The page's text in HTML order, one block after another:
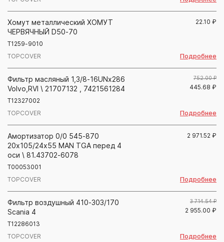
Хомут металлический ХОМУТ
ЧЕРВЯЧНЫЙ D50-70
T1259-9010
TOPCOVER
22.10 ₽
Подробнее
Фильтр масляный 1,3/8-16UNх286
Volvo,RVI \ 21707132 , 7421561284
T12327002
TOPCOVER
752.00 ₽
445.68 ₽
Подробнее
Амортизатор 0/0 545-870
20х105/24x55 MAN TGA перед 4
оси \ 81.43702-6078
T00053001
TOPCOVER
2 971.52 ₽
Подробнее
Фильтр воздушный 410-303/170
Scania 4
T12286013
TOPCOVER
3 714.54 ₽
2 955.00 ₽
Подробнее